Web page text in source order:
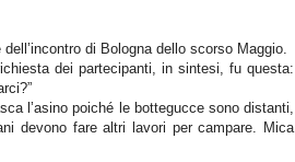
di Bologna dello scorso Maggio.
dei partecipanti, in sintesi, fu questa:
l’asino poiché le bottegucce sono distanti,
devono fare altri lavori per campare. Mica